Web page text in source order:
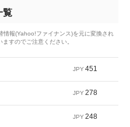
覧
報(Yahoo!ファイナンス)を元に変換され
すのでご注意ください。
JPY 451
JPY 278
JPY 248